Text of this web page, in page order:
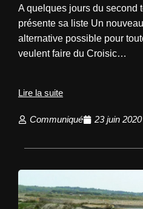
A quelques jours du second
présente sa liste Un
alternative possible pour
veulent faire du Croisic…
Lire la suite
Communiqué 23 juin 2020